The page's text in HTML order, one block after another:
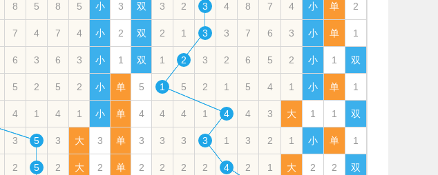
8 5 8 5 小 3 双 3 2 3 4 8 7 4 小 单 2
7 4 7 4 小 2 双 2 1 3 3 7 6 3 小 单 1
6 3 6 3 小 1 双 1 2 3 2 6 5 2 小 1 双
5 2 5 2 小 单 5 1 5 2 1 5 4 1 小 单 1
4 1 4 1 小 单 4 4 4 1 4 4 3 大 1 1 双
3 5 3 大 3 单 3 3 3 3 1 3 2 1 小 单 1
2 5 2 大 2 单 2 2 2 2 4 2 1 大 2 2 双